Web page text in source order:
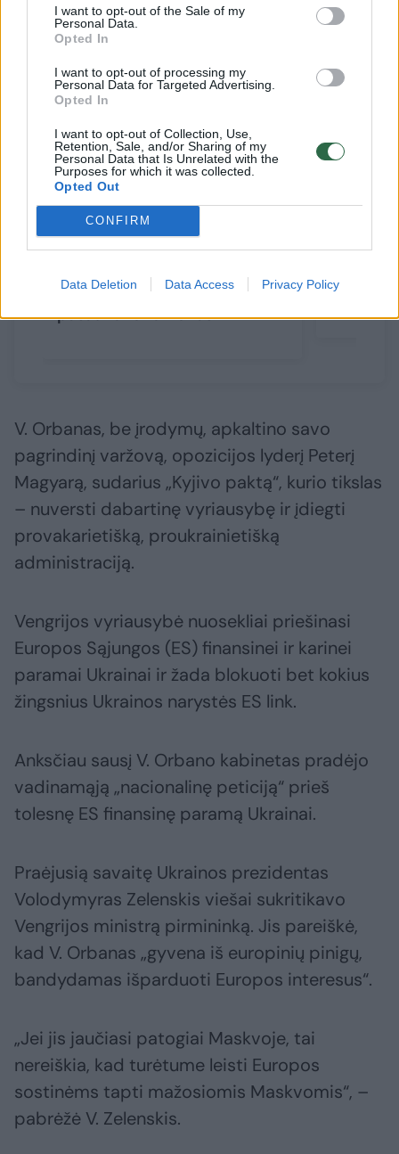
I want to opt-out of the Sale of my
Personal Data.
Opted In
I want to opt-out of processing my
Personal Data for Targeted Advertising.
Opted In
I want to opt-out of Collection, Use,
Retention, Sale, and/or Sharing of my
Personal Data that Is Unrelated with the
Purposes for which it was collected.
Opted Out
CONFIRM
Data Deletion Data Access Privacy Policy
Susiję straipsniai
V. Orbanas: JAV operacija
Venesueloje yra „naujo
pasaulio fenomenas“
rinkimus
V. Orbanas, be įrodymų, apkaltino savo
pagrindinį varžovą, opozicijos lyderį Peterį
Magyarą, sudarius „Kyjivo paktą“, kurio tikslas
– nuversti dabartinę vyriausybę ir įdiegti
provakarietišką, proukrainietišką
administraciją.
Vengrijos vyriausybė nuosekliai priešinasi
Europos Sąjungos (ES) finansinei ir karinei
paramai Ukrainai ir žada blokuoti bet kokius
žingsnius Ukrainos narystės ES link.
Anksčiau sausį V. Orbano kabinetas pradėjo
vadinamąją „nacionalinę peticiją“ prieš
tolesnę ES finansinę paramą Ukrainai.
Praėjusią savaitę Ukrainos prezidentas
Volodymyras Zelenskis viešai sukritikavo
Vengrijos ministrą pirmininką. Jis pareiškė,
kad V. Orbanas „gyvena iš europinių pinigų,
bandydamas išparduoti Europos interesus“.
„Jei jis jaučiasi patogiai Maskvoje, tai
nereiškia, kad turėtume leisti Europos
sostinėms tapti mažosiomis Maskvomis“, –
pabrėžė V. Zelenskis.